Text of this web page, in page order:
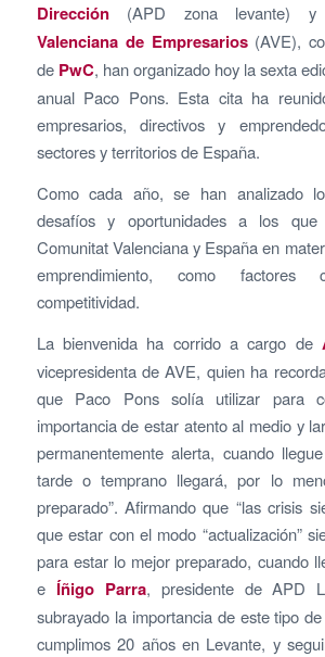
Dirección(APD zona levante)
Valenciana de Empresarios(AVE),
de PwC, han organizado hoy la sexta
anual Paco Pons. Esta cita ha
empresarios, directivos y
sectores y territorios de España.
Como cada año, se han analizado
desafíos y oportunidades a los
Comunitat Valenciana y España en
emprendimiento, como
competitividad.
La bienvenida ha corrido a cargo de
vicepresidenta de AVE, quien ha
que Paco Pons solía utilizar para
importancia de estar atento al medio y
permanentemente alerta, cuando
tarde o temprano llegará, por lo
preparado”. Afirmando que “las crisis
que estar con el modo “actualización”
para estar lo mejor preparado, cuando
e Íñigo Parra, presidente de APD
subrayado la importancia de este tipo
cumplimos 20 años en Levante, y